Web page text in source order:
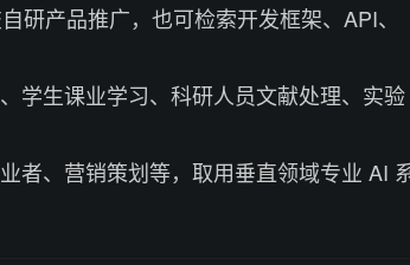
研产品推广，也可检索开发框架、API、
学生课业学习、科研人员文献处理、实验
者、营销策划等，取用垂直领域专业 AI